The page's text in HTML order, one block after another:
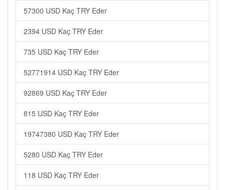
57300 USD Kaç TRY Eder
2394 USD Kaç TRY Eder
735 USD Kaç TRY Eder
52771914 USD Kaç TRY Eder
92869 USD Kaç TRY Eder
815 USD Kaç TRY Eder
19747380 USD Kaç TRY Eder
5280 USD Kaç TRY Eder
118 USD Kaç TRY Eder